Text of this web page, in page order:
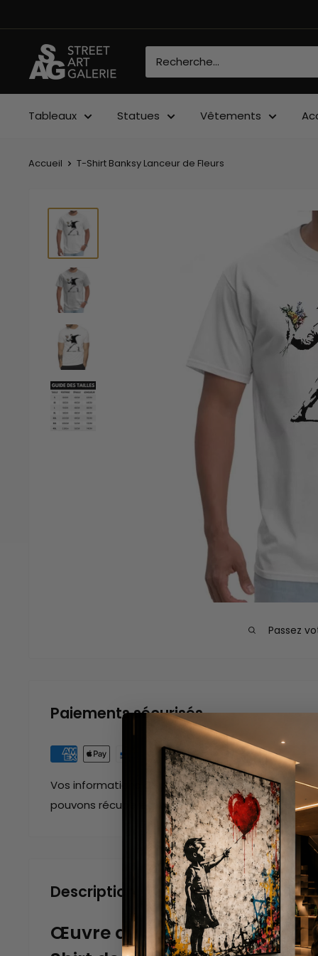
au
contenuStreet
Art
Galerie
Tableaux Statues Vêtements
Accueil T-Shirt Banksy Lanceur de Fleurs
Passez
Paiements sécurisés
Vos informations de paiement sont gérées de
pouvons récupérer votre numéro de carte
Description
Œuvre du Street Artiste